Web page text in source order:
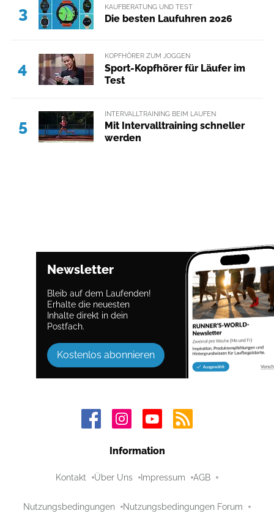
3 KAUFBERATUNG UND TEST
Die besten Laufuhren 2026
4
KOPFHÖRER ZUM JOGGEN
Sport-Kopfhörer für Läufer im
Test
5
INTERVALLTRAINING BEIM LAUFEN
Mit Intervalltraining schneller
werden
Newsletter
Bleib auf dem Laufenden!
Erhalte die neuesten
Inhalte direkt in dein
Postfach.
Kostenlos abonnieren
Information
Kontakt Über Uns Impressum AGB
Nutzungsbedingungen Nutzungsbedingungen Forum